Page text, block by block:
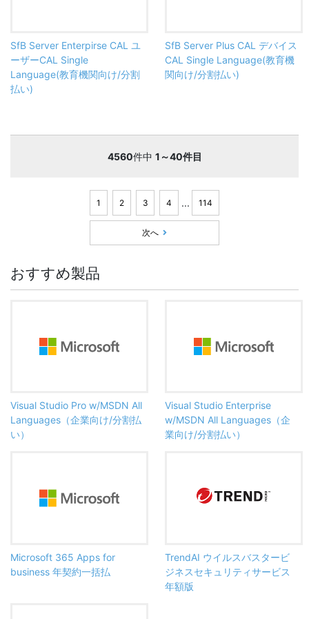
SfB Server Enterpirse CAL ユ
ーザーCAL Single
Language(教育機関向け/分割
払い)
SfB Server Plus CAL デバイス
CAL Single Language(教育機
関向け/分割払い)
4560件中 1～40件目
1 2 3 4 ... 114
次へ
おすすめ製品
Visual Studio Pro w/MSDN All
Languages（企業向け/分割払
い）
Visual Studio Enterprise
w/MSDN All Languages（企
業向け/分割払い）
Microsoft 365 Apps for
business 年契約一括払
TrendAI ウイルスバスタービ
ジネスセキュリティサービス
年額版